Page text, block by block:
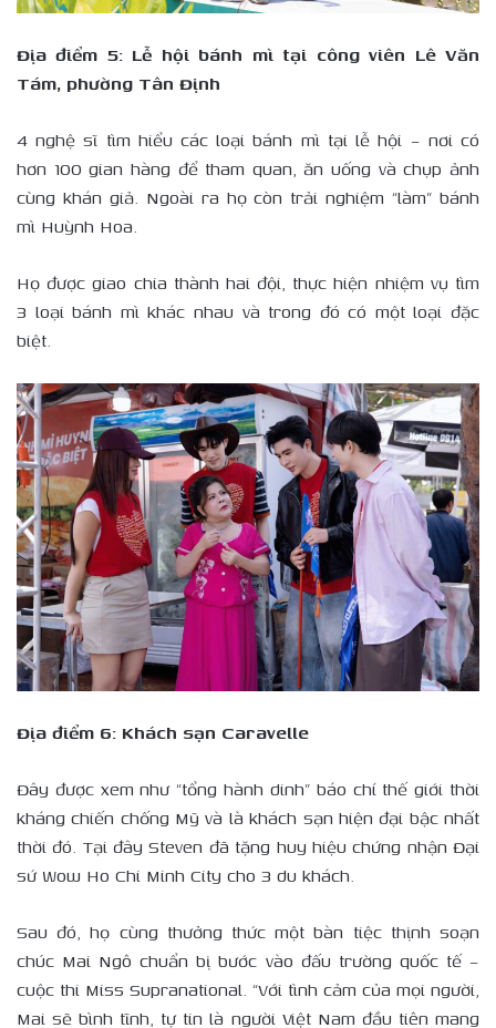
Địa điểm 5: Lễ hội bánh mì tại công viên Lê Văn
Tám, phường Tân Định
4 nghệ sĩ tìm hiểu các loại bánh mì tại lễ hội – nơi có
hơn 100 gian hàng để tham quan, ăn uống và chụp ảnh
cùng khán giả. Ngoài ra họ còn trải nghiệm “làm” bánh
mì Huỳnh Hoa.
Họ được giao chia thành hai đội, thực hiện nhiệm vụ tìm
3 loại bánh mì khác nhau và trong đó có một loại đặc
biệt.
Địa điểm 6: Khách sạn Caravelle
Đây được xem như “tổng hành dinh” báo chí thế giới thời
kháng chiến chống Mỹ và là khách sạn hiện đại bậc nhất
thời đó. Tại đây Steven đã tặng huy hiệu chứng nhận Đại
sứ Wow Ho Chi Minh City cho 3 du khách.
Sau đó, họ cùng thưởng thức một bàn tiệc thịnh soạn
chúc Mai Ngô chuẩn bị bước vào đấu trường quốc tế –
cuộc thi Miss Supranational. “Với tình cảm của mọi người,
Mai sẽ bình tĩnh, tự tin là người Việt Nam đầu tiên mang